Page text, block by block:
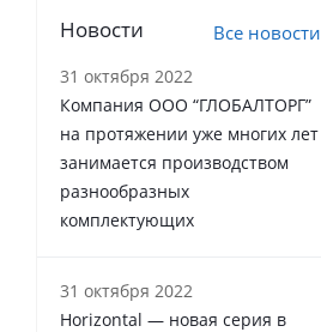
Новости Все новости
31 октября 2022
Компания ООО “ГЛОБАЛТОРГ”
на протяжении уже многих лет
занимается производством
разнообразных
комплектующих
31 октября 2022
Horizontal — новая серия в